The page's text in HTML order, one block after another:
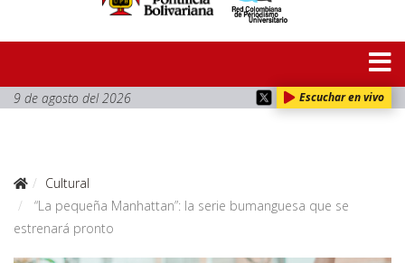
9 de agosto del 2026 Escuchar en vivo
Cultural
“La pequeña Manhattan”: la serie bumanguesa que se
estrenará pronto